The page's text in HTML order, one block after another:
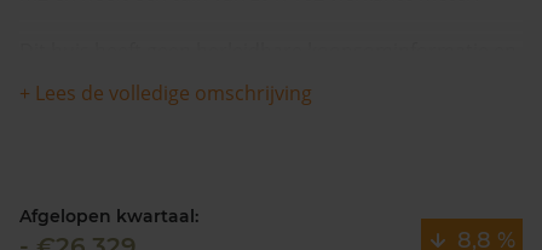
is nagenoeg gelijk gebleven in woningwaarde in de
afgelopen 12 maanden. Waarschijnlijk is deze woning
gemeente Overbetuwe is €214.000 (2020). Volgens
+ Lees de volledige omschrijving
Afgelopen kwartaal:
8,8 %